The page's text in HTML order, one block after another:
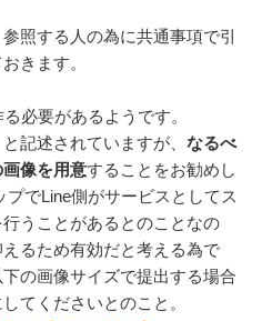
照する人の為に共通事項で引
きます。
る必要があるようです。
記述されていますが、 なるべ
像を用意することをお勧めし
でLine側がサービスとしてス
うことがあるとのことなの
るため有効だと考える為で
の画像サイズで提出する場合
てくださいとのこと。